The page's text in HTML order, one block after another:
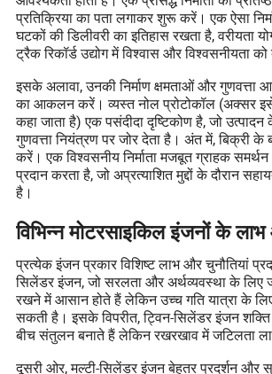
प्रतिक्रिया का पता लगाकर शुरू करें। एक ऐसा
घटकों की डिलीवरी का इतिहास रखता है, वरीयता
ट्रैक रिकॉर्ड उद्योग में विश्वास और विश्वसनीयता को
इसके अलावा, उनकी निर्माण क्षमताओं और गुणवत्ता
का आकलन करें। व्यस्त नोल प्रोटोकॉल (अक्सर
कहा जाता है) एक पसंदीदा दृष्टिकोण है, जो उत्पादन
गुणवत्ता नियंत्रण पर जोर देता है। अंत में, बिक्री के
करें। एक विश्वसनीय निर्माता मजबूत ग्राहक
प्रदान करता है, जो अप्रत्याशित मुद्दों के दौरान
है।
विभिन्न मोटरसाइकिल इंजनों के
प्रत्येक इंजन प्रकार विशिष्ट लाभ और चुनौतियां
सिलेंडर इंजन, जो सरलता और अर्थव्यवस्था के लिए
रखने में आसान होते हैं लेकिन उच्च गति यात्रा के
सकती है। इसके विपरीत, ट्विन-सिलेंडर इंजन
बीच संतुलन बनाते हैं लेकिन रखरखाव में जटिलता
दूसरी ओर, मल्टी-सिलेंडर इंजन बेहतर प्रदर्शन